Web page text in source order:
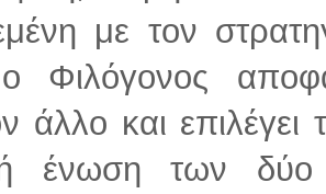
με τον
Φιλόγονος
άλλο και
ένωση των